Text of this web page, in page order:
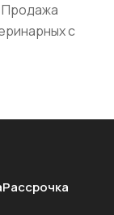
Продажа
с
Рассрочка